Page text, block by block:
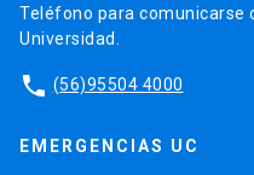
Teléfono para comunicarse
Universidad.
phone (56)95504 4000
EMERGENCIAS UC